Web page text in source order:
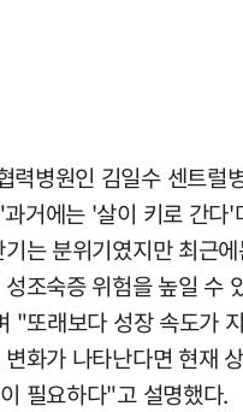
력병원인 김일수 센트럴
거에는 '살이 키로 간다'
는 분위기였지만 최근
조숙증 위험을 높일 수
"또래보다 성장 속도가
화가 나타난다면 현재
필요하다"고 설명했다.